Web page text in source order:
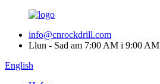
info@cnrockdrill.com
Llun - Sad am 7:00 AM i 9:00 AM
English